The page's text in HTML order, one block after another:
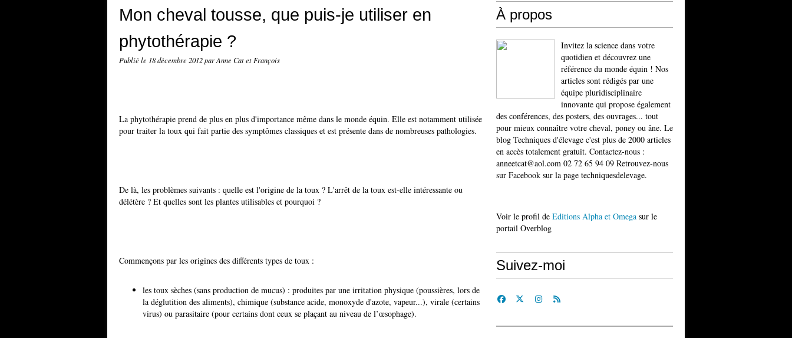
Mon cheval tousse, que puis-je utiliser en
phytothérapie ?
Publié le 18 décembre 2012par Anne Cat et François
La phytothérapie prend de plus en plus d'importance même dans le monde équin. Elle est notamment utilisée
pour traiter la toux qui fait partie des symptômes classiques et est présente dans de nombreuses pathologies.
De là, les problèmes suivants : quelle est l'origine de la toux ? L'arrêt de la toux est-elle intéressante ou
délétère ? Et quelles sont les plantes utilisables et pourquoi ?
Commençons par les origines des différents types de toux :
les toux sèches (sans production de mucus) : produites par une irritation physique (poussières, lors de
la déglutition des aliments), chimique (substance acide, monoxyde d'azote, vapeur...), virale (certains
virus) ou parasitaire (pour certains dont ceux se plaçant au niveau de l’œsophage).
À propos
Invitez la science dans votre
quotidien et découvrez une
référence du monde équin ! Nos
articles sont rédigés par une
équipe pluridisciplinaire
innovante qui propose également
des conférences, des posters, des ouvrages... tout
pour mieux connaître votre cheval, poney ou âne. Le
blog Techniques d'élevage c'est plus de 2000 articles
en accès totalement gratuit. Contactez-nous :
anneetcat@aol.com 02 72 65 94 09 Retrouvez-nous
sur Facebook sur la page techniquesdelevage.
Voir le profil de Editions Alpha et Omega sur le
portail Overblog
Suivez-moi